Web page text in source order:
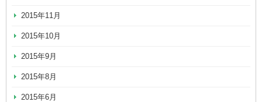
2015年11月
2015年10月
2015年9月
2015年8月
2015年6月